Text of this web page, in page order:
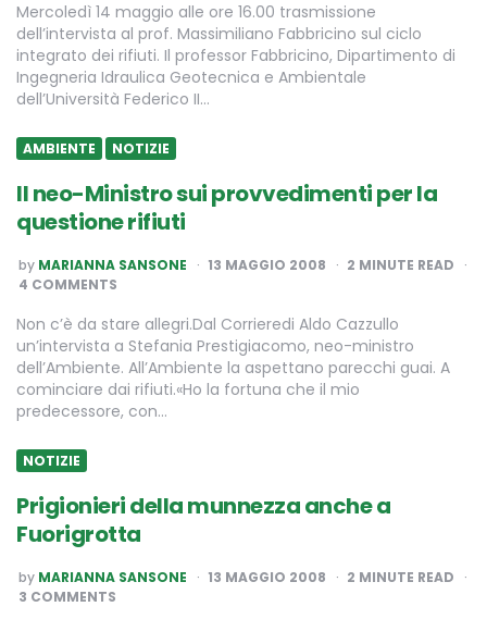
Mercoledì 14 maggio alle ore 16.00 trasmissione
dell’intervista al prof. Massimiliano Fabbricino sul ciclo
integrato dei rifiuti. Il professor Fabbricino, Dipartimento di
Ingegneria Idraulica Geotecnica e Ambientale
dell’Università Federico II…
AMBIENTE NOTIZIE
Il neo-Ministro sui provvedimenti per la
questione rifiuti
POSTED
BY
by MARIANNA SANSONE 13 MAGGIO 2008 2 MINUTE READ
4 COMMENTS
Non c’è da stare allegri.Dal Corrieredi Aldo Cazzullo
un’intervista a Stefania Prestigiacomo, neo-ministro
dell’Ambiente. All’Ambiente la aspettano parecchi guai. A
cominciare dai rifiuti.«Ho la fortuna che il mio
predecessore, con…
NOTIZIE
Prigionieri della munnezza anche a
Fuorigrotta
POSTED
BY
by MARIANNA SANSONE 13 MAGGIO 2008 2 MINUTE READ
3 COMMENTS